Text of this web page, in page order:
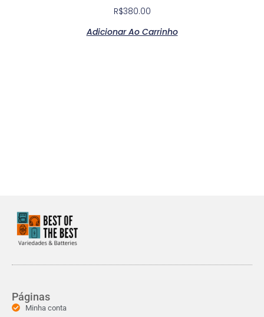
R$380.00
Adicionar Ao Carrinho
Páginas
Minha conta